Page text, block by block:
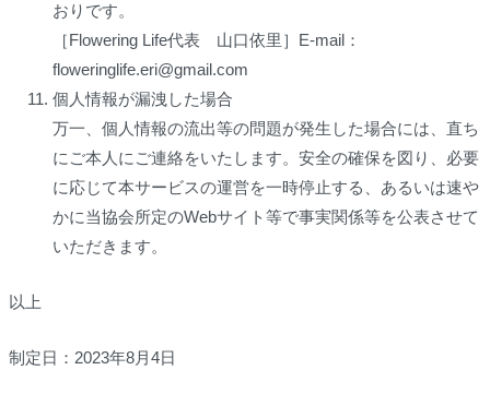
おりです。
［Flowering Life代表 山口依里］E-mail：
floweringlife.eri@gmail.com
個人情報が漏洩した場合
万一、個人情報の流出等の問題が発生した場合には、直ち
にご本人にご連絡をいたします。安全の確保を図り、必要
に応じて本サービスの運営を一時停止する、あるいは速や
かに当協会所定のWebサイト等で事実関係等を公表させて
いただきます。
以上
制定日：2023年8月4日